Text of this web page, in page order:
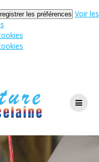
les préférences Voir les